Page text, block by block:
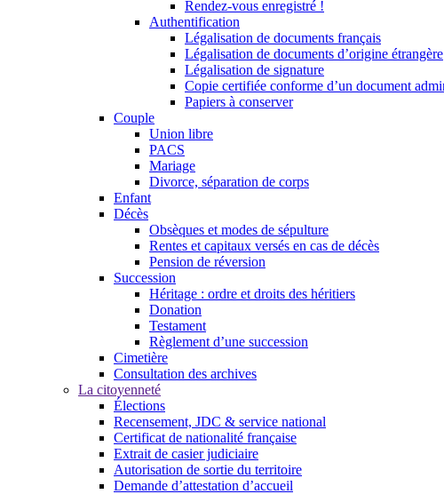
Rendez-vous enregistré !
Authentification
Légalisation de documents français
Légalisation de documents d’origine étrangère
Légalisation de signature
Copie certifiée conforme d’un document
Papiers à conserver
Couple
Union libre
PACS
Mariage
Divorce, séparation de corps
Enfant
Décès
Obsèques et modes de sépulture
Rentes et capitaux versés en cas de décès
Pension de réversion
Succession
Héritage : ordre et droits des héritiers
Donation
Testament
Règlement d’une succession
Cimetière
Consultation des archives
La citoyenneté
Élections
Recensement, JDC & service national
Certificat de nationalité française
Extrait de casier judiciaire
Autorisation de sortie du territoire
Demande d’attestation d’accueil